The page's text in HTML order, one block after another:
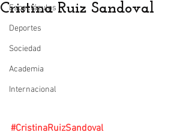
Espectáculos
Deportes
Sociedad
Academia
Internacional
Cristina Ruiz Sandoval
#CristinaRuizSandoval